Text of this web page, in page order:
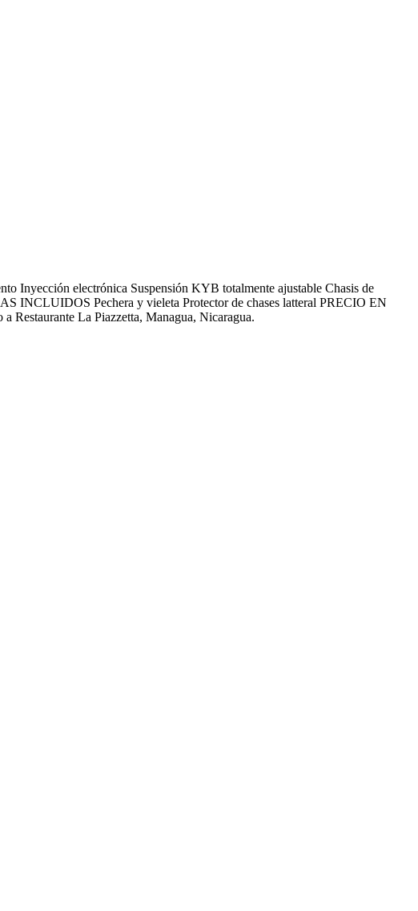
electrónica Suspensión KYB totalmente ajustable Chasis de
INCLUIDOS Pechera y vieleta Protector de chases latteral PRECIO EN
La Piazzetta, Managua, Nicaragua.